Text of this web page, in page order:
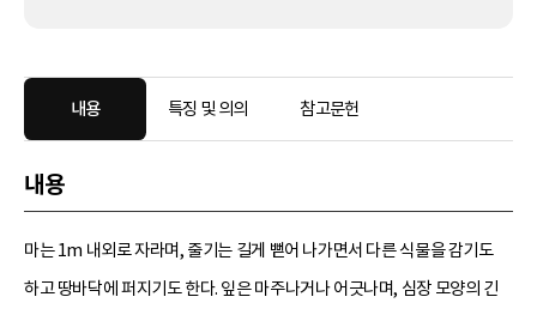
내용 특징 및 의의 참고문헌
내용
마는 1m 내외로 자라며, 줄기는 길게 뻗어 나가면서 다른 식물을 감기도
하고 땅바닥에 퍼지기도 한다. 잎은 마주나거나 어긋나며, 심장 모양의 긴